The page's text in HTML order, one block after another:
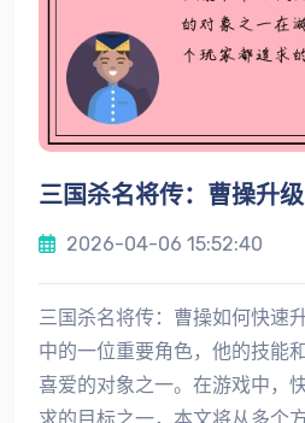
三国杀名将传：曹操升
2026-04-06 15:52:40
三国杀名将传：曹操如何快速
中的一位重要角色，他的技能
喜爱的对象之一。在游戏中，